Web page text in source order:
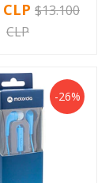
$13.100
CLP
-26%